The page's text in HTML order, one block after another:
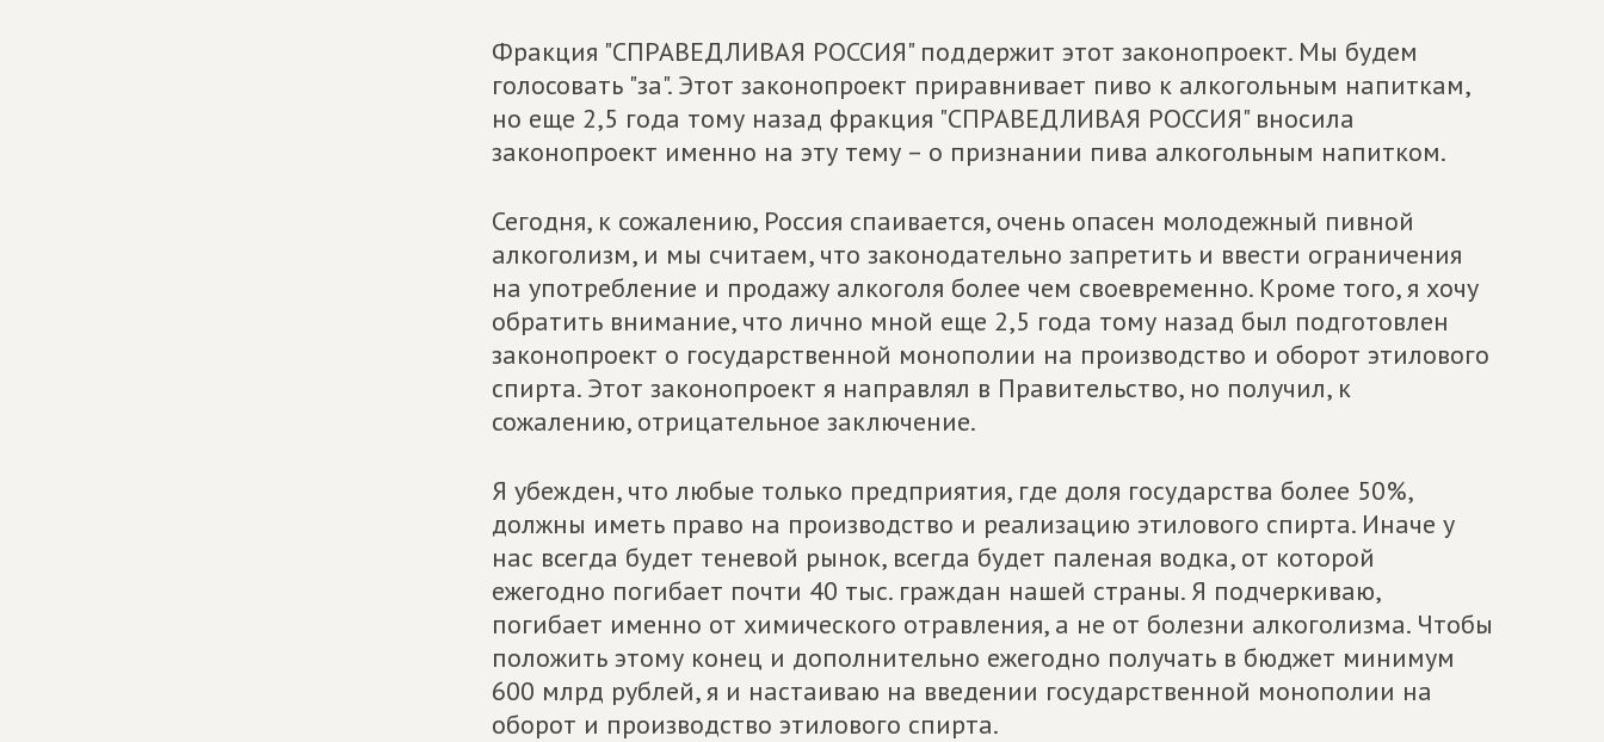
Фракция "СПРАВЕДЛИВАЯ РОССИЯ" поддержит этот законопроект. Мы будем
голосовать "за". Этот законопроект приравнивает пиво к алкогольным напиткам,
но еще 2,5 года тому назад фракция "СПРАВЕДЛИВАЯ РОССИЯ" вносила
законопроект именно на эту тему – о признании пива алкогольным напитком.
Сегодня, к сожалению, Россия спаивается, очень опасен молодежный пивной
алкоголизм, и мы считаем, что законодательно запретить и ввести ограничения
на употребление и продажу алкоголя более чем своевременно. Кроме того, я хочу
обратить внимание, что лично мной еще 2,5 года тому назад был подготовлен
законопроект о государственной монополии на производство и оборот этилового
спирта. Этот законопроект я направлял в Правительство, но получил, к
сожалению, отрицательное заключение.
Я убежден, что любые только предприятия, где доля государства более 50%,
должны иметь право на производство и реализацию этилового спирта. Иначе у
нас всегда будет теневой рынок, всегда будет паленая водка, от которой
ежегодно погибает почти 40 тыс. граждан нашей страны. Я подчеркиваю,
погибает именно от химического отравления, а не от болезни алкоголизма. Чтобы
положить этому конец и дополнительно ежегодно получать в бюджет минимум
600 млрд рублей, я и настаиваю на введении государственной монополии на
оборот и производство этилового спирта.